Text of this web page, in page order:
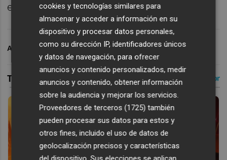
emparejarse con Lamine.
ARCHIVADO EN LEVANTE UD
cookies y tecnologías similares para
almacenar y acceder a información en su
dispositivo y procesar datos personales,
como su dirección IP, identificadores únicos
y datos de navegación, para ofrecer
anuncios y contenido personalizados, medir
anuncios y contenido, obtener información
sobre la audiencia y mejorar los servicios.
Proveedores de terceros (1725) también
pueden procesar sus datos para estos y
otros fines, incluido el uso de datos de
geolocalización precisos y características